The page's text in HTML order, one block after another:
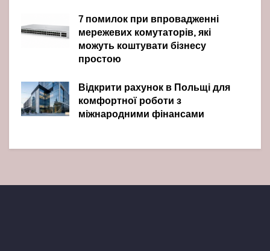
7 помилок при впровадженні
мережевих комутаторів, які
можуть коштувати бізнесу
простою
Відкрити рахунок в Польщі для
комфортної роботи з
міжнародними фінансами